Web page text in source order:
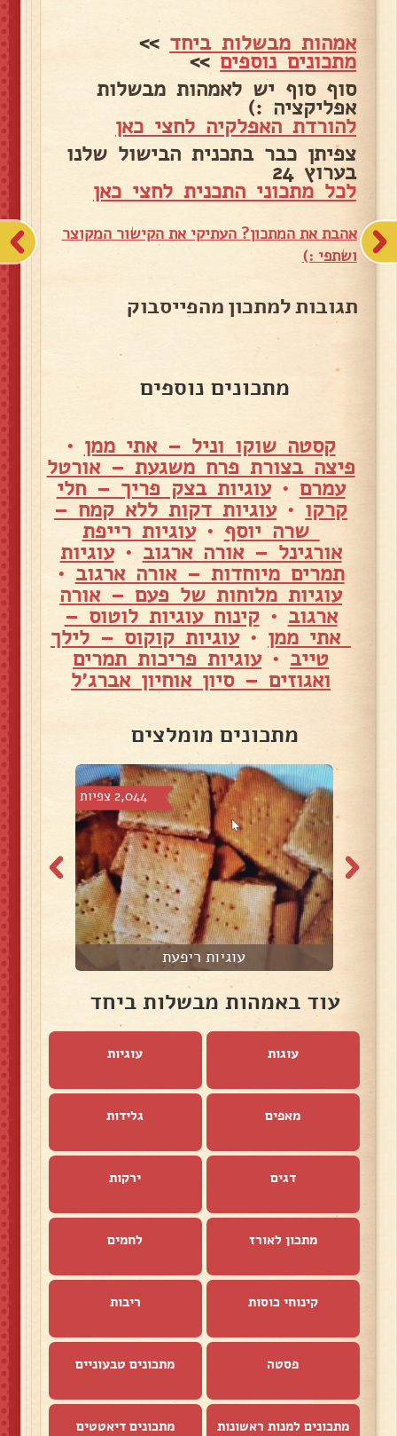
אמהות מבשלות ביחד >>
מתכונים נוספים>>
סוף סוף יש לאמהות מבשלות
אפליקציה :)
להורדת האפלקיה לחצי כאן
צפיתן כבר בתכנית הבישול שלנו
בערוץ 24
לכל מתכוני התכנית לחצי כאן
אהבת את המתכון? העתיקי את הקישור המקוצר
ושתפי :)
תגובות למתכון מהפייסבוק
מתכונים נוספים
קסטה שוקו וניל – אתי ממן •
פיצה בצורת פרח משגעת – אורטל
עמרם •עוגיות בצק פריך – חלי
קרקו •עוגיות דקות ללא קמח –
שרה יוסף •עוגיות רייפת
אורגינל – אורה ארגוב •עוגיות
תמרים מיוחדות – אורה ארגוב •
עוגיות מלוחות של פעם – אורה
ארגוב •קינוח עוגיות לוטוס –
אתי ממן •עוגיות קוקוס – לילך
טייב •עוגיות פריכות תמרים
ואגוזים – סיון אוחיון אברג׳ל
מתכונים מומלצים
2,044 צפיות
עוגיות ריפעת
עוד באמהות מבשלות ביחד
עוגות עוגיות
מאפים גלידות
דגים ירקות
מתכון לאורז לחמים
קינוחי כוסות ריבות
פסטה מתכונים טבעוניים
מתכונים למנות ראשונות מתכונים דיאטטים